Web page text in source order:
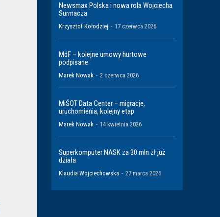
Newsmax Polska i nowa rola Wojciecha
Surmacza
Krzysztof Kołodziej - 17 czerwca 2026
MdF – kolejne umowy hurtowe
podpisane
Marek Nowak - 2 czerwca 2026
MiŚOT Data Center – migracje,
uruchomienia, kolejny etap
Marek Nowak - 14 kwietnia 2026
Superkomputer NASK za 30 mln zł już
działa
Klaudia Wojciechowska - 27 marca 2026